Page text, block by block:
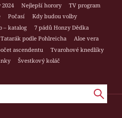
Nejlepší horory
TV program
Počasí
Kdy budou volby
– katalog
7 pádů Honzy Dědka
Tatarák podle Pohlreicha
Aloe vera
ascendentu
Tvarohové knedlíky
Švestkový koláč